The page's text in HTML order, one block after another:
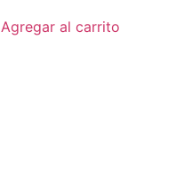
Agregar al carrito